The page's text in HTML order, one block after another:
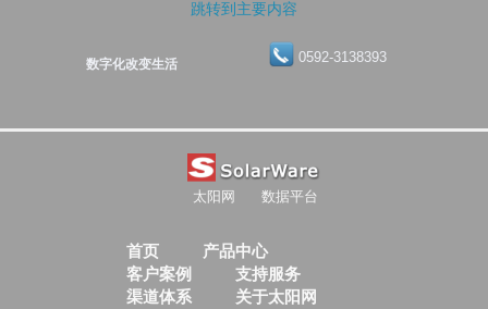
跳转到主要内容
数字化改变生活 0592-3138393
太阳网 数据平台
首页
产品中心
客户案例
支持服务
渠道体系
关于太阳网